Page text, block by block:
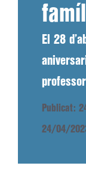
El 28
Publicat:
24/04/